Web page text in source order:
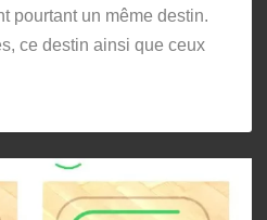
pourtant un même destin.
ce destin ainsi que ceux